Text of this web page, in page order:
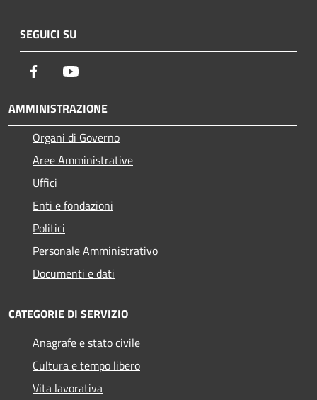
SEGUICI SU
Facebook
AMMINISTRAZIONE
Organi di Governo
Aree Amministrative
Uffici
Enti e fondazioni
Politici
Personale Amministrativo
Documenti e dati
CATEGORIE DI SERVIZIO
Anagrafe e stato civile
Cultura e tempo libero
Vita lavorativa